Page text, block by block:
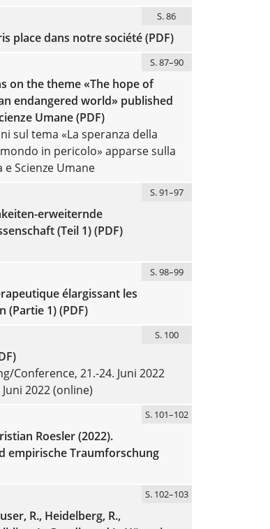
S. 86
place dans notre société (PDF)
S. 87–90
on the theme «The hope of
endangered world» published
Umane (PDF)
sul tema «La speranza della
in pericolo» apparse sulla
Scienze Umane
S. 91–97
erweiternde
(Teil 1) (PDF)
S. 98–99
élargissant les
(Partie 1) (PDF)
S. 100
Conference, 21.-24. Juni 2022
2022 (online)
S. 101–102
Roesler (2022).
empirische Traumforschung
S. 102–103
R., Heidelberg, R.,